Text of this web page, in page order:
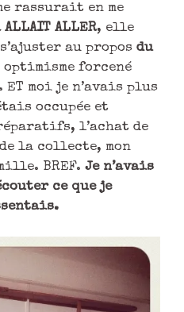
rassurait en me
ALLAIT ALLER, elle
au propos du
optimisme forcené
ET moi je n’avais plus
occupée et
l’achat de
la collecte, mon
BREF. Je n’avais
ce que je